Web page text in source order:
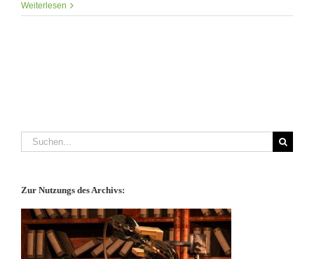
Weiterlesen
Suche
nach:
Zur Nutzungs des Archivs: